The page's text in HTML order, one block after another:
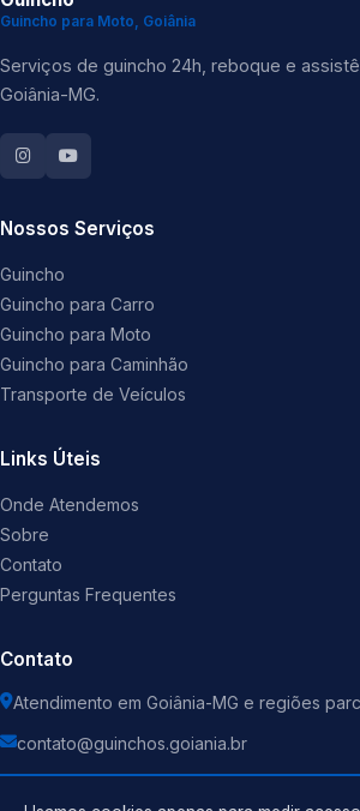
Guincho para Moto, Goiânia
Serviços de guincho 24h, reboque e
Goiânia-MG.
Nossos Serviços
Guincho
Guincho para Carro
Guincho para Moto
Guincho para Caminhão
Transporte de Veículos
Links Úteis
Onde Atendemos
Sobre
Contato
Perguntas Frequentes
Contato
Atendimento em Goiânia-MG e regiões
contato@guinchos.goiania.br